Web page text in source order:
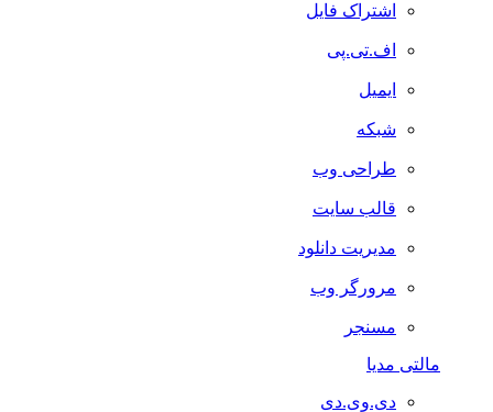
اشتراک فایل
اف.تی.پی
ایمیل
شبکه
طراحی وب
قالب سایت
مدیریت دانلود
مرورگر وب
مسنجر
مالتی مدیا
دی.وی.دی